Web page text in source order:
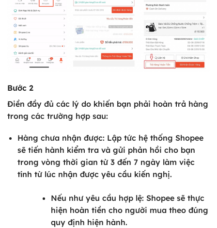
Bước 2
Điền đầy đủ các lý do khiến bạn phải hoàn trả hàng
trong các trường hợp sau:
Hàng chưa nhận được: Lập tức hệ thống Shopee
sẽ tiến hành kiểm tra và gửi phản hồi cho bạn
trong vòng thời gian từ 3 đến 7 ngày làm việc
tính từ lúc nhận được yêu cầu kiến nghị.
Nếu như yêu cầu hợp lệ: Shopee sẽ thực
hiện hoàn tiền cho người mua theo đúng
quy định hiện hành.